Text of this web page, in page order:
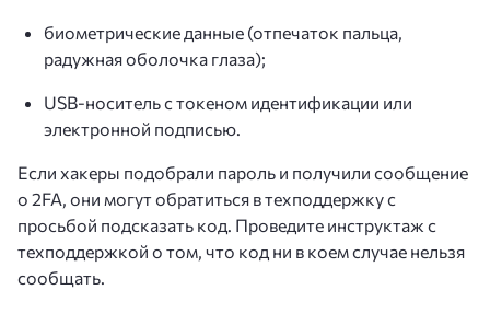
биометрические данные (отпечаток пальца,
радужная оболочка глаза);
USB-носитель с токеном идентификации или
электронной подписью.
Если хакеры подобрали пароль и получили сообщение
о 2FA, они могут обратиться в техподдержку с
просьбой подсказать код. Проведите инструктаж с
техподдержкой о том, что код ни в коем случае нельзя
сообщать.